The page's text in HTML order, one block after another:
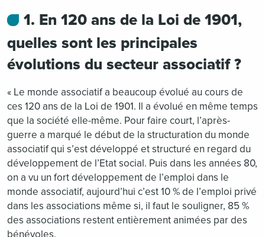
1. En 120 ans de la Loi de 1901,
quelles sont les principales
évolutions du secteur associatif ?
« Le monde associatif a beaucoup évolué au cours de
ces 120 ans de la Loi de 1901. Il a évolué en même temps
que la société elle-même. Pour faire court, l’après-
guerre a marqué le début de la structuration du monde
associatif qui s’est développé et structuré en regard du
développement de l’Etat social. Puis dans les années 80,
on a vu un fort développement de l’emploi dans le
monde associatif, aujourd’hui c’est 10 % de l’emploi privé
dans les associations même si, il faut le souligner, 85 %
des associations restent entièrement animées par des
bénévoles.